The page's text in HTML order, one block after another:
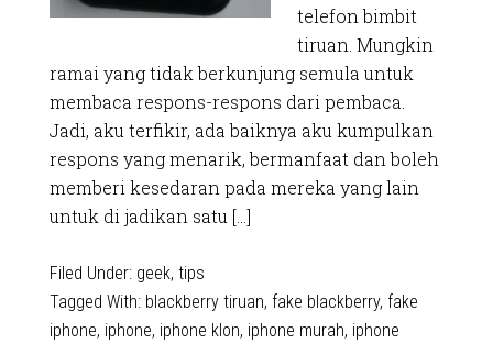
telefon bimbit
tiruan. Mungkin
ramai yang tidak berkunjung semula untuk
membaca respons-respons dari pembaca.
Jadi, aku terfikir, ada baiknya aku kumpulkan
respons yang menarik, bermanfaat dan boleh
memberi kesedaran pada mereka yang lain
untuk di jadikan satu […]
Filed Under: geek, tips
Tagged With: blackberry tiruan, fake blackberry, fake
iphone, iphone, iphone klon, iphone murah, iphone